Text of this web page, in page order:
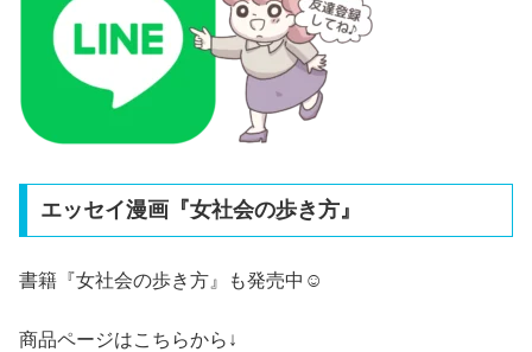
エッセイ漫画『女社会の歩き方』
書籍『女社会の歩き方 』も発売中☺️
商品ページはこちらから↓